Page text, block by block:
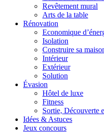
Revêtement mural
Arts de la table
Rénovation
Economique
Isolation
Construire sa
Intérieur
Extérieur
Solution
Évasion
Hôtel de luxe
Fitness
Sortie, Découverte
Idées & Astuces
Jeux concours